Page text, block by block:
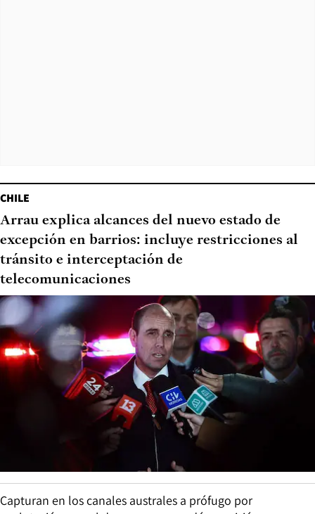
CHILE
Arrau explica alcances del nuevo estado de
excepción en barrios: incluye restricciones al
tránsito e interceptación de
telecomunicaciones
Capturan en los canales australes a prófugo por